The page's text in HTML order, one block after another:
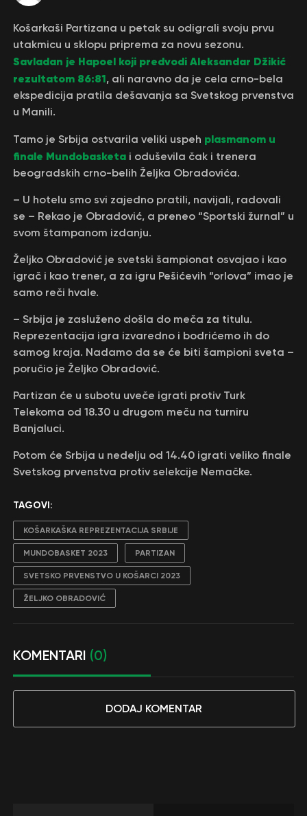
Košarkaši Partizana u petak su odigrali svoju prvu
utakmicu u sklopu priprema za novu sezonu.
Savladan je Hapoel koji predvodi Aleksandar Džikić
rezultatom 86:81, ali naravno da je cela crno-bela
ekspedicija pratila dešavanja sa Svetskog prvenstva
u Manili.
Tamo je Srbija ostvarila veliki uspeh plasmanom u
finale Mundobasketai oduševila čak i trenera
beogradskih crno-belih Željka Obradovića.
– U hotelu smo svi zajedno pratili, navijali, radovali
se – Rekao je Obradović, a preneo “Sportski žurnal” u
svom štampanom izdanju.
Željko Obradović je svetski šampionat osvajao i kao
igrač i kao trener, a za igru Pešićevih “orlova” imao je
samo reči hvale.
– Srbija je zasluženo došla do meča za titulu.
Reprezentacija igra izvaredno i bodrićemo ih do
samog kraja. Nadamo da se će biti šampioni sveta –
poručio je Željko Obradović.
Partizan će u subotu uveče igrati protiv Turk
Telekoma od 18.30 u drugom meču na turniru
Banjaluci.
Potom će Srbija u nedelju od 14.40 igrati veliko finale
Svetskog prvenstva protiv selekcije Nemačke.
TAGOVI:
KOŠARKAŠKA REPREZENTACIJA SRBIJE
MUNDOBASKET 2023 PARTIZAN
SVETSKO PRVENSTVO U KOŠARCI 2023
ŽELJKO OBRADOVIĆ
KOMENTARI (0)
DODAJ KOMENTAR